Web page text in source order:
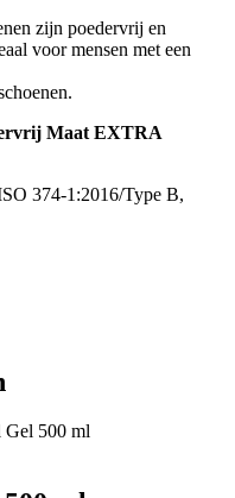
zijn poedervrij en
voor mensen met een
Maat EXTRA
374-1:2016/Type B,